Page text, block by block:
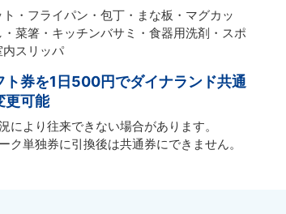
・フライパン・包丁・まな板・マグカッ
菜箸・キッチンバサミ・食器用洗剤・スポ
内スリッパ
ト券を1日500円でダイナランド共通
更可能
により往来できない場合があります。
ク単独券に引換後は共通券にできません。